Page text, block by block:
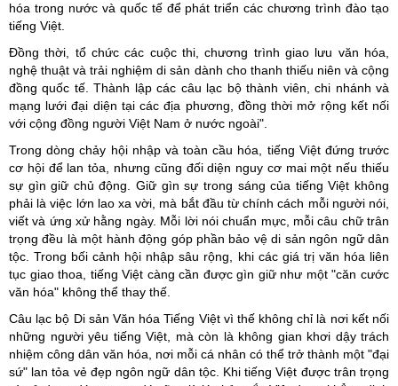
hóa trong nước và quốc tế để phát triển các chương trình đào tạo
tiếng Việt.
Đồng thời, tổ chức các cuộc thi, chương trình giao lưu văn hóa,
nghệ thuật và trải nghiệm di sản dành cho thanh thiếu niên và cộng
đồng quốc tế. Thành lập các câu lạc bộ thành viên, chi nhánh và
mạng lưới đại diện tại các địa phương, đồng thời mở rộng kết nối
với cộng đồng người Việt Nam ở nước ngoài".
Trong dòng chảy hội nhập và toàn cầu hóa, tiếng Việt đứng trước
cơ hội để lan tỏa, nhưng cũng đối diện nguy cơ mai một nếu thiếu
sự gìn giữ chủ động. Giữ gìn sự trong sáng của tiếng Việt không
phải là việc lớn lao xa vời, mà bắt đầu từ chính cách mỗi người nói,
viết và ứng xử hằng ngày. Mỗi lời nói chuẩn mực, mỗi câu chữ trân
trọng đều là một hành động góp phần bảo vệ di sản ngôn ngữ dân
tộc. Trong bối cảnh hội nhập sâu rộng, khi các giá trị văn hóa liên
tục giao thoa, tiếng Việt càng cần được gìn giữ như một "căn cước
văn hóa" không thể thay thế.
Câu lạc bộ Di sản Văn hóa Tiếng Việt vì thế không chỉ là nơi kết nối
những người yêu tiếng Việt, mà còn là không gian khơi dậy trách
nhiệm công dân văn hóa, nơi mỗi cá nhân có thể trở thành một "đại
sứ" lan tỏa vẻ đẹp ngôn ngữ dân tộc. Khi tiếng Việt được trân trọng